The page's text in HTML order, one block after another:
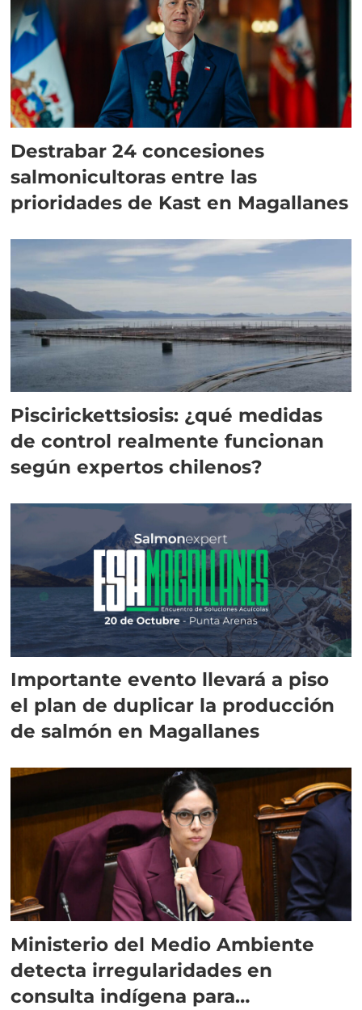
Destrabar 24 concesiones
salmonicultoras entre las
prioridades de Kast en Magallanes
Piscirickettsiosis: ¿qué medidas
de control realmente funcionan
según expertos chilenos?
Importante evento llevará a piso
el plan de duplicar la producción
de salmón en Magallanes
Ministerio del Medio Ambiente
detecta irregularidades en
consulta indígena para